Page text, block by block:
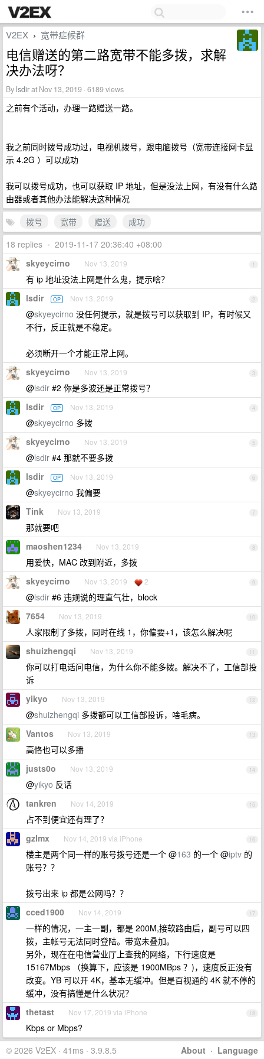
V2EX › 宽带症候群
电信赠送的第二路宽带不能多拨，求解
决办法呀？
By lsdirat Nov 13, 2019 · 6189 views
之前有个活动，办理一路赠送一路。
我之前同时拨号成功过，电视机拨号，跟电脑拨号（宽带连接网卡显
示 4.2G ）可以成功
我可以拨号成功，也可以获取 IP 地址，但是没法上网，有没有什么路
由器或者其他办法能解决这种情况
拨号
宽带 赠送
成功
18 replies • 2019-11-17 20:36:40 +08:00
1
skyeycirno Nov 13, 2019
有 ip 地址没法上网是什么鬼，提示啥？
2
lsdir OP Nov 13, 2019
@skyeycirno 没任何提示，就是拨号可以获取到 IP，有时候又
不行，反正就是不稳定。
必须断开一个才能正常上网。
3
skyeycirno Nov 13, 2019
@lsdir #2 你是多波还是正常拨号？
4
lsdir OP Nov 13, 2019
@skyeycirno 多拨
5
skyeycirno Nov 13, 2019
@lsdir #4 那就不要多拨
6
lsdir OP Nov 13, 2019
@skyeycirno 我偏要
7
Tink Nov 13, 2019
那就要吧
8
maoshen1234 Nov 13, 2019
用爱快，MAC 改到附近，多拨
9
skyeycirno Nov 13, 2019 2
@lsdir #6 违规说的理直气壮，block
10
7654 Nov 13, 2019
人家限制了多拨，同时在线 1，你偏要+1，该怎么解决呢
11
shuizhengqi Nov 13, 2019
你可以打电话问电信，为什么你不能多拨。解决不了，工信部投
诉
12
yikyo Nov 13, 2019
@shuizhengqi 多拨都可以工信部投诉，啥毛病。
13
Vantos Nov 13, 2019
高恪也可以多播
14
justs0o Nov 13, 2019
@yikyo 反话
15
tankren Nov 14, 2019
占不到便宜还有理了？
16
gzlmx Nov 14, 2019 via iPhone
楼主是两个同一样的账号拨号还是一个 @163 的一个 @iptv 的
账号？？
拨号出来 ip 都是公网吗？？
17
cced1900 Nov 14, 2019
一样的情况，一主一副，都是 200M,接软路由后，副号可以四
拨，主帐号无法同时登陆。带宽未叠加。
另外，现在在电信营业厅上查我的网络，下行速度是
15167Mbps （换算下，应该是 1900MBps ？)，速度反正没有
改变。YB 可以开 4K，基本无缓冲。但是百视通的 4K 就不停的
缓冲，没有搞懂是什么状况？
18
thetast Nov 17, 2019 via iPhone
Kbps or Mbps?
About · Language
© 2026 V2EX · 41ms · 3.9.8.5